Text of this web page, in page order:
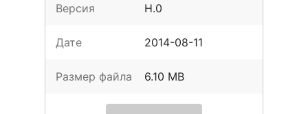
Версия H.0
Дате 2014-08-11
Размер файла 6.10 MB